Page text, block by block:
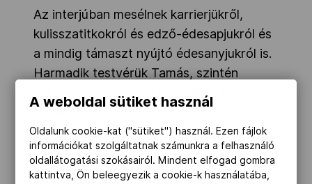
Az interjúban mesélnek karrierjükről,
kulisszatitkokról és edző-édesapjukról és
a mindig támaszt nyújtó édesanyjukról is.
Harmadik testvérük Tamás, szintén
birkózó, így közösen készülnek a nagy
megtennének a másikért, végül talán
egymást kell majd legyőzniük a kvótáért.
A weboldal sütiket használ
Oldalunk cookie-kat ("sütiket") használ. Ezen fájlok
információkat szolgáltatnak számunkra a felhasználó
oldallátogatási szokásairól. Mindent elfogad gombra
kattintva, Ön beleegyezik a cookie-k használatába,